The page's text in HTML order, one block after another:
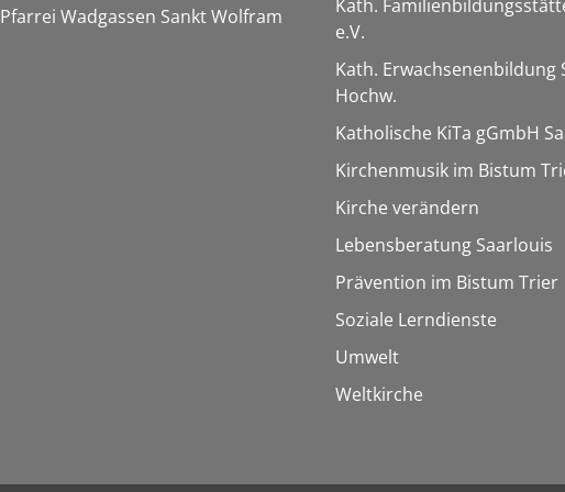
Pfarrei Wadgassen Sankt Wolfram
Kath.
e.V.
Kath. Erwachsenenbildung
Hochw.
Katholische KiTa gGmbH
Kirchenmusik im Bistum
Kirche verändern
Lebensberatung Saarlouis
Prävention im Bistum Trier
Soziale Lerndienste
Umwelt
Weltkirche